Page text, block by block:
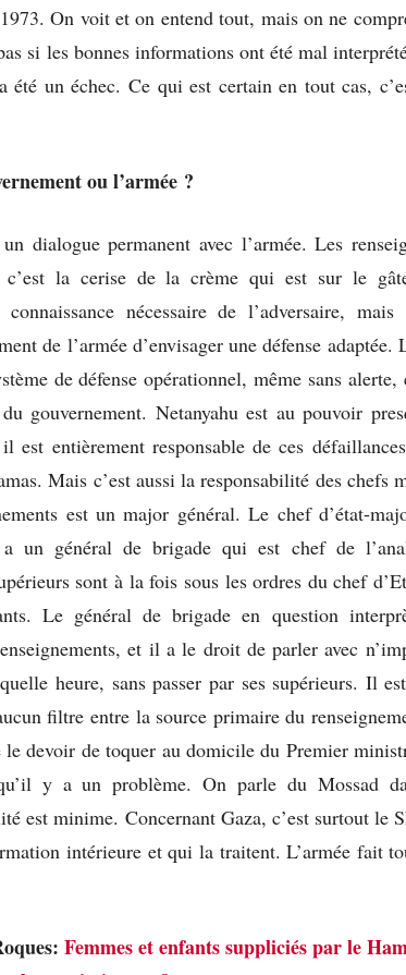
On voit et on entend tout, mais on ne
si les bonnes informations ont été mal
été un échec. Ce qui est certain en tout cas,
ou l’armée ?
dialogue permanent avec l’armée. Les
c’est la cerise de la crème qui est sur le
nécessaire de l’adversaire, mais
de l’armée d’envisager une défense adaptée.
de défense opérationnel, même sans alerte,
gouvernement. Netanyahu est au pouvoir
est entièrement responsable de ces
Mais c’est aussi la responsabilité des chefs
est un major général. Le chef d’état-
un général de brigade qui est chef de
sont à la fois sous les ordres du chef
Le général de brigade en question
et il a le droit de parler avec
heure, sans passer par ses supérieurs. Il
filtre entre la source primaire du
devoir de toquer au domicile du Premier
y a un problème. On parle du Mossad
est minime. Concernant Gaza, c’est surtout le
intérieure et qui la traitent. L’armée fait
Femmes et enfants suppliciés par le